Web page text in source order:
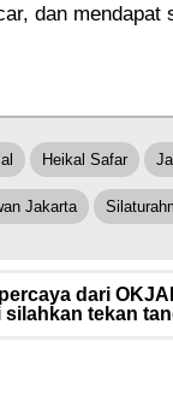
dan
Heikal Safar
Jakarta
dari
tekan